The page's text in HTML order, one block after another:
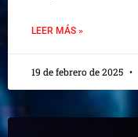
LEER MÁS »
19 de febrero de 2025